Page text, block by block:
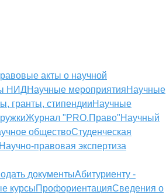
акты о научной
НИДНаучные мероприятияНаучные
гранты, стипендииНаучные
Журнал "PRO.Право"Научный
обществоСтуденческая
Научно-правовая экспертиза
документыАбитуриенту -
курсыПрофориентацияСведения о